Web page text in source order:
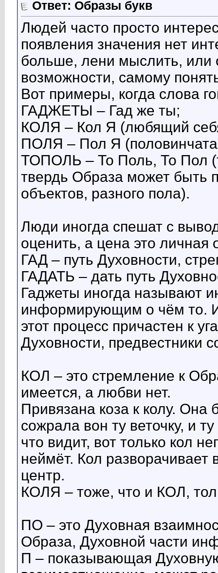
Ответ: Образы букв
Людей часто просто
появления значения нет
больше, лени мыслить, или
возможности, самому
Вот примеры, когда слова
ГАДЖЕТЫ – Гад же ты;
КОЛЯ – Кол Я (любящий
ПОЛЯ – Пол Я
ТОПОЛЬ – То Поль, То Пол
твердь Образа может быть
объектов, разного пола).
Люди иногда спешат с
оценить, а цена это личная
ГАД – путь Духовности,
ГАДАТЬ – дать путь
Гаджеты иногда называют
информирующим о чём то.
этот процесс причастен к
Духовности, предвестники
КОЛ – это стремление к
имеется, а любви нет.
Привязана коза к колу.
сожрала вон ту веточку, и
что видит, вот только кол
неймёт. Кол разворачивает
центр.
КОЛЯ – тоже, что и КОЛ,
ПО – это Духовная
Образа, Духовной части
П – показывающая